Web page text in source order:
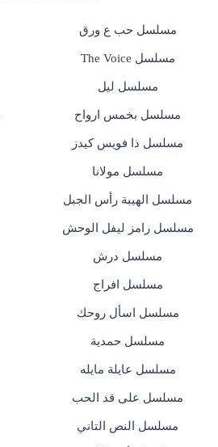
مسلسل حب ع ورق
مسلسل The Voice
مسلسل ليل
مسلسل بخمس ارواح
مسلسل ذا فويس كيدز
مسلسل مولانا
مسلسل الهيبة رأس الجبل
مسلسل رامز ليفل الوحش
مسلسل درش
مسلسل افراج
مسلسل اسأل روحك
مسلسل حمدية
مسلسل عايلة مايله
مسلسل على قد الحب
مسلسل النص التاني